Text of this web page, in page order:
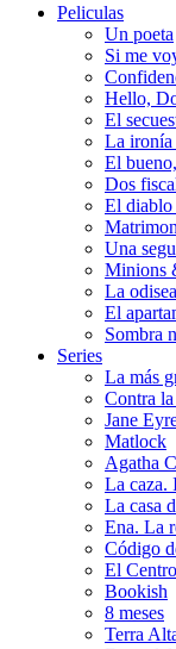
Peliculas
Un poeta
Si me
Hello,
El
La ironía
El
Dos
El diablo
Una
Minions
La
El
Sombra
Series
La más
Contra
Jane
Matlock
Agatha
La caza.
La casa
Ena. La
Código
El Centro
Bookish
8 meses
Terra